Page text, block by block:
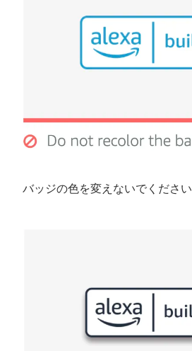
バッジの色を変えないでください